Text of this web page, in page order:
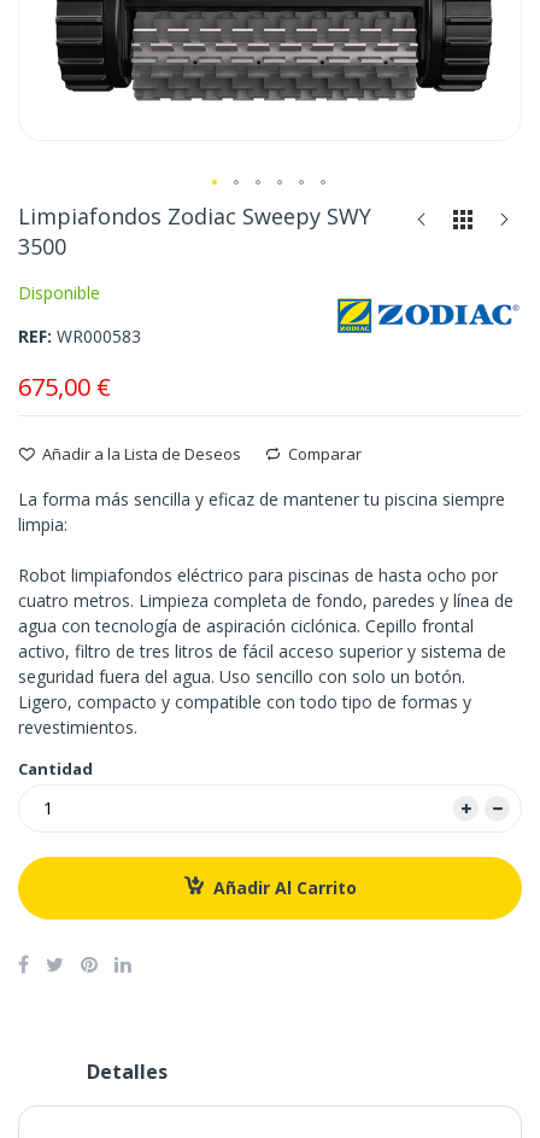
Saltar
al
de
galería
imágenes
Limpiafondos Zodiac Sweepy SWY
3500
Disponible
REF WR000583
675,00 €
Añadir a la Lista de Deseos Comparar
La forma más sencilla y eficaz de mantener tu piscina siempre
limpia:
Robot limpiafondos eléctrico para piscinas de hasta ocho por
cuatro metros. Limpieza completa de fondo, paredes y línea de
agua con tecnología de aspiración ciclónica. Cepillo frontal
activo, filtro de tres litros de fácil acceso superior y sistema de
seguridad fuera del agua. Uso sencillo con solo un botón.
Ligero, compacto y compatible con todo tipo de formas y
revestimientos.
Cantidad
Añadir Al Carrito
Detalles